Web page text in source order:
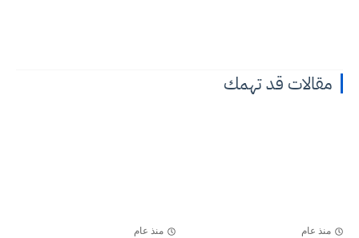
مقالات قد تهمك
منذ عام منذ عام